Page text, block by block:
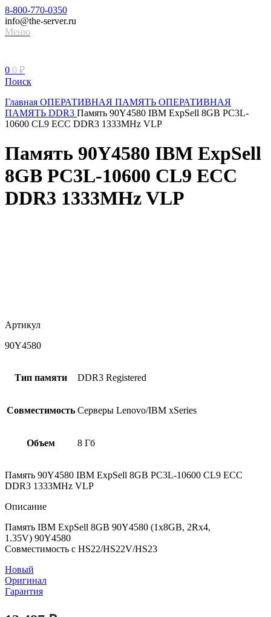
8-800-770-0350
info@the-server.ru
Меню
0 0 ₽
Поиск
Главная ОПЕРАТИВНАЯ ПАМЯТЬ ОПЕРАТИВНАЯ
ПАМЯТЬ DDR3 Память 90Y4580 IBM ExpSell 8GB PC3L-
10600 CL9 ECC DDR3 1333MHz VLP
Память 90Y4580 IBM ExpSell
8GB PC3L-10600 CL9 ECC
DDR3 1333MHz VLP
Артикул
90Y4580
Тип памяти DDR3 Registered
Совместимость Серверы Lenovo/IBM xSeries
Объем 8 Гб
Память 90Y4580 IBM ExpSell 8GB PC3L-10600 CL9 ECC
DDR3 1333MHz VLP
Описание
Память IBM ExpSell 8GB 90Y4580 (1x8GB, 2Rx4,
1.35V) 90Y4580
Совместимость с HS22/HS22V/HS23
Новый
Оригинал
Гарантия